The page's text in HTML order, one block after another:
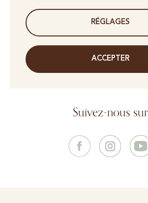
RÉGLAGES
ACCEPTER
Suivez-nous sur